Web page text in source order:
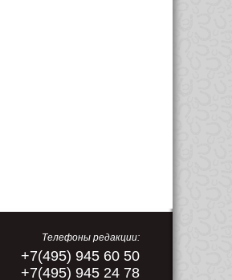
Телефоны редакции:
+7(495) 945 60 50
+7(495) 945 24 78